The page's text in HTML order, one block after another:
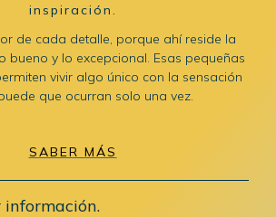
inspiración.
de cada detalle, porque ahí reside la
bueno y lo excepcional. Esas pequeñas
vivir algo único con la sensación
que ocurran solo una vez.
SABER MÁS